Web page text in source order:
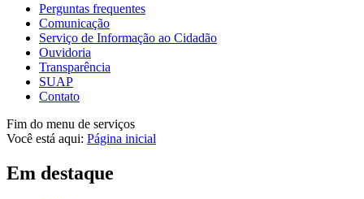
Perguntas frequentes
Comunicação
Serviço de Informação ao Cidadão
Ouvidoria
Transparência
SUAP
Contato
Fim do menu de serviços
Você está aqui: Página inicial
Em destaque